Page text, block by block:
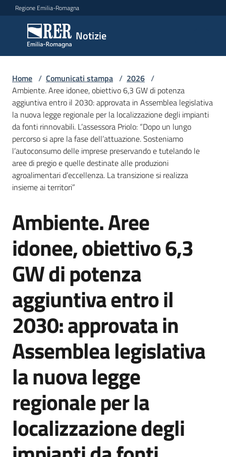
Vai al contenuto
Vai alla navigazione
Vai al footer
Regione Emilia-Romagna
Notizie
Notizie
Comunicati
stampa
Menu selezionato
Cerca
un
comunicato
Risorse
Agenzia
di
informazione
e
comunicazione
Seguici
Home / Comunicati stampa / 2026 /
Ambiente. Aree idonee, obiettivo 6,3 GW di potenza
aggiuntiva entro il 2030: approvata in Assemblea legislativa
la nuova legge regionale per la localizzazione degli impianti
da fonti rinnovabili. L’assessora Priolo: “Dopo un lungo
percorso si apre la fase dell’attuazione. Sosteniamo
l’autoconsumo delle imprese preservando e tutelando le
aree di pregio e quelle destinate alle produzioni
agroalimentari d’eccellenza. La transizione si realizza
insieme ai territori”
Salta al contenuto
Ambiente. Aree
idonee, obiettivo 6,3
GW di potenza
aggiuntiva entro il
2030: approvata in
Assemblea legislativa
la nuova legge
regionale per la
localizzazione degli